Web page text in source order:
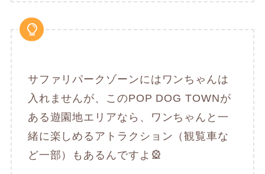
サファリパークゾーンにはワンちゃんは
入れませんが、このPOP DOG TOWNが
ある遊園地エリアなら、ワンちゃんと一
緒に楽しめるアトラクション（観覧車な
ど一部）もあるんですよ🎡